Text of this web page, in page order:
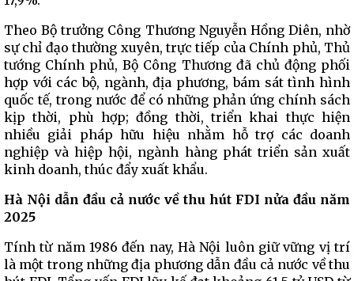
Theo Bộ trưởng Công Thương Nguyễn Hồng Diên, nhờ
sự chỉ đạo thường xuyên, trực tiếp của Chính phủ, Thủ
tướng Chính phủ, Bộ Công Thương đã chủ động phối
hợp với các bộ, ngành, địa phương, bám sát tình hình
quốc tế, trong nước để có những phản ứng chính sách
kịp thời, phù hợp; đồng thời, triển khai thực hiện
nhiều giải pháp hữu hiệu nhằm hỗ trợ các doanh
nghiệp và hiệp hội, ngành hàng phát triển sản xuất
kinh doanh, thúc đẩy xuất khẩu.
Hà Nội dẫn đầu cả nước về thu hút FDI nửa đầu năm
2025
Tính từ năm 1986 đến nay, Hà Nội luôn giữ vững vị trí
là một trong những địa phương dẫn đầu cả nước về thu